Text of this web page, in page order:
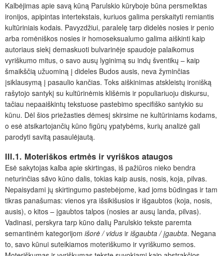
Kalbėjimas apie savą kūną Parulskio kūryboje būna persmelktas
ironijos, apipintas intertekstais, kuriuos galima perskaityti remiantis
kultūriniais kodais. Pavyzdžiui, paralelę tarp didelės nosies ir penio
arba romėniškos nosies ir homoseksualumo galima aiškinti kaip
autoriaus siekį demaskuoti bulvarinėje spaudoje palaikomus
vyriškumo mitus, o savo ausų lyginimą su indų šventikų – kaip
šmaikščią užuominą į dideles Budos ausis, neva žyminčias
įsiklausymą į pasaulio kančias. Toks aiškinimas atskleistų ironišką
rašytojo santykį su kultūrinėmis klišėmis ir populiariuoju diskursu,
tačiau nepaaiškintų tekstuose pastebimo specifiško santykio su
kūnu. Dėl šios priežasties dėmesį skirsime ne kultūriniams kodams,
o esė atsikartojančių kūno figūrų ypatybėms, kurių analizė gali
parodyti savitą pasaulėjautą.
III.1. Moteriškos ertmės ir vyriškos ataugos
Esė sakytojas kalba apie skirtingas, iš pažiūros nieko bendra
neturinčias sãvo kūno dalis, tokias kaip ausis, nosis, koja, pilvas.
Nepaisydami jų skirtingumo pastebėjome, kad joms būdingas ir tam
tikras panašumas: vienos yra išsikišusios ir išgaubtos (koja, nosis,
ausis), o kitos – įgaubtos talpos (nosies ar ausų landa, pilvas).
Vadinasi, perskyra tarp kūno dalių Parulskio tekste paremta
semantinėm kategorijom išorė / vidus ir išgaubta / įgaubta. Negana
to, savo kūnui suteikiamos moteriškumo ir vyriškumo semos.